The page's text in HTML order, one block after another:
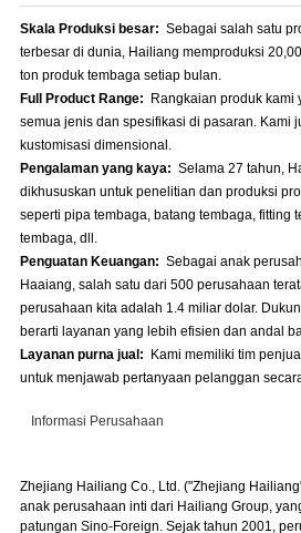
Skala Produksi besar: Sebagai salah satu
terbesar di dunia, Hailiang memproduksi
ton produk tembaga setiap bulan.
Full Product Range: Rangkaian produk kami
semua jenis dan spesifikasi di pasaran. Kami
kustomisasi dimensional.
Pengalaman yang kaya: Selama 27 tahun,
dikhususkan untuk penelitian dan produksi
seperti pipa tembaga, batang tembaga, fitting
tembaga, dll.
Penguatan Keuangan: Sebagai anak
Haaiang, salah satu dari 500 perusahaan
perusahaan kita adalah 1.4 miliar dolar.
berarti layanan yang lebih efisien dan andal
Layanan purna jual: Kami memiliki tim
untuk menjawab pertanyaan pelanggan
Informasi Perusahaan
Zhejiang Hailiang Co., Ltd. ("Zhejiang
anak perusahaan inti dari Hailiang Group,
patungan Sino-Foreign. Sejak tahun 2001,